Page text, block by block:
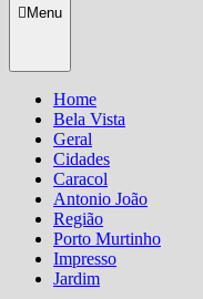
Menu
Home
Bela Vista
Geral
Cidades
Caracol
Antonio João
Região
Porto Murtinho
Impresso
Jardim